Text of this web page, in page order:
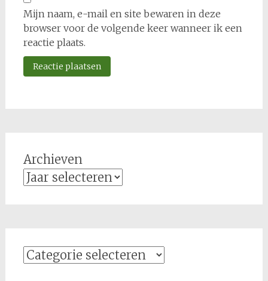
Mijn naam, e-mail en site bewaren in deze
browser voor de volgende keer wanneer ik een
reactie plaats.
Archieven
Categorieën